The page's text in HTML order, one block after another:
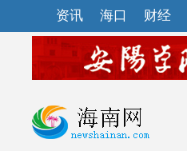
资讯 海口 财经